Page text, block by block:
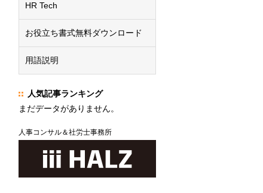
HR Tech
お役立ち書式無料ダウンロード
用語説明
人気記事ランキング
まだデータがありません。
人事コンサル＆社労士事務所